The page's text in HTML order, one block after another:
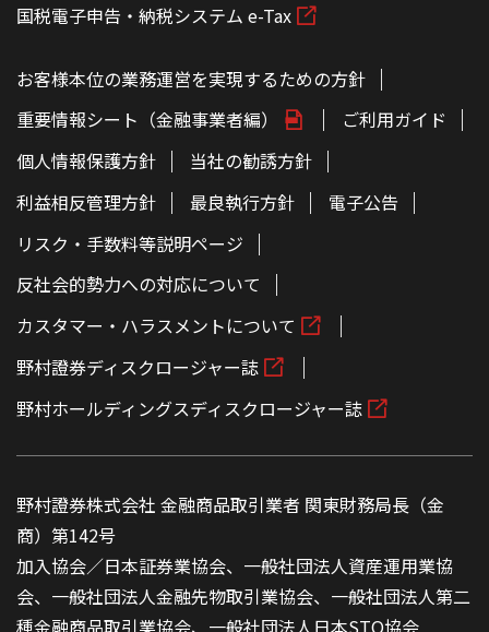
国税電子申告・納税システム e-Tax
お客様本位の業務運営を実現するための方針
重要情報シート（金融事業者編）
ご利用ガイド
個人情報保護方針
当社の勧誘方針
利益相反管理方針
最良執行方針
電子公告
リスク・手数料等説明ページ
反社会的勢力への対応について
カスタマー・ハラスメントについて
野村證券ディスクロージャー誌
野村ホールディングスディスクロージャー誌
野村證券株式会社 金融商品取引業者 関東財務局長（金
商）第142号
加入協会／日本証券業協会、一般社団法人資産運用業協
会、一般社団法人金融先物取引業協会、一般社団法人第二